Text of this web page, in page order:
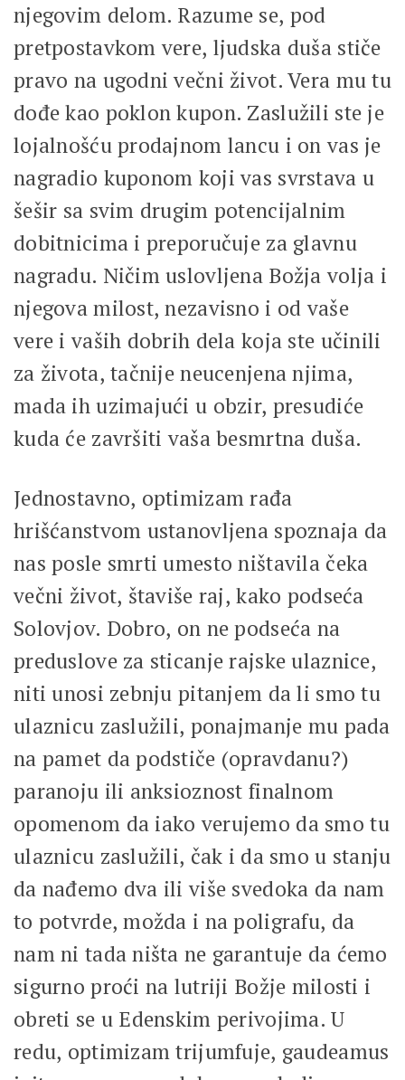
njegovim delom. Razume se, pod
pretpostavkom vere, ljudska duša stiče
pravo na ugodni večni život. Vera mu tu
dođe kao poklon kupon. Zaslužili ste je
lojalnošću prodajnom lancu i on vas je
nagradio kuponom koji vas svrstava u
šešir sa svim drugim potencijalnim
dobitnicima i preporučuje za glavnu
nagradu. Ničim uslovljena Božja volja i
njegova milost, nezavisno i od vaše
vere i vaših dobrih dela koja ste učinili
za života, tačnije neucenjena njima,
mada ih uzimajući u obzir, presudiće
kuda će završiti vaša besmrtna duša.
Jednostavno, optimizam rađa
hrišćanstvom ustanovljena spoznaja da
nas posle smrti umesto ništavila čeka
večni život, štaviše raj, kako podseća
Solovjov. Dobro, on ne podseća na
preduslove za sticanje rajske ulaznice,
niti unosi zebnju pitanjem da li smo tu
ulaznicu zaslužili, ponajmanje mu pada
na pamet da podstiče (opravdanu?)
paranoju ili anksioznost finalnom
opomenom da iako verujemo da smo tu
ulaznicu zaslužili, čak i da smo u stanju
da nađemo dva ili više svedoka da nam
to potvrde, možda i na poligrafu, da
nam ni tada ništa ne garantuje da ćemo
sigurno proći na lutriji Božje milosti i
obreti se u Edenskim perivojima. U
redu, optimizam trijumfuje, gaudeamus